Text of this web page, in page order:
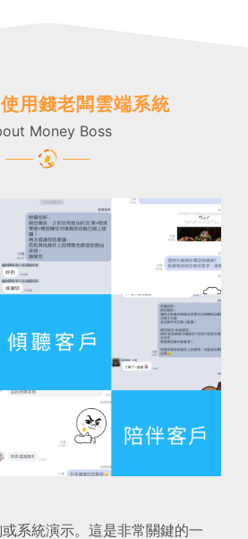
用錢老闆雲端系統
Money Boss
系統演示。這是非常關鍵的一